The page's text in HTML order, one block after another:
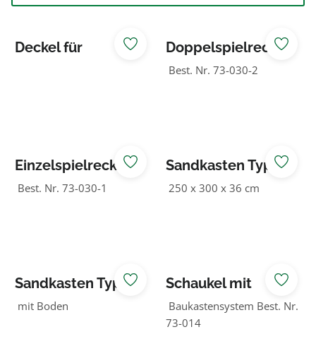
Deckel für
Doppelspielreck
Best. Nr. 73-030-2
Einzelspielreck
Best. Nr. 73-030-1
Sandkasten Typ 2
ohne Boden
250 x 300 x 36 cm
Sandkasten Typ 3
120 x 100 x 25 cm
mit Boden
Schaukel mit
Kletterbock
Baukastensystem Best. Nr.
73-014